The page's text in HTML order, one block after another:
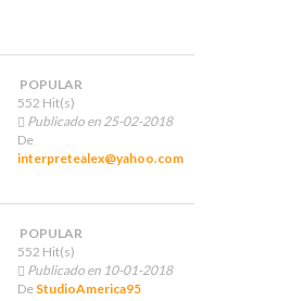
POPULAR
552 Hit(s)
Publicado en 25-02-2018
De
interpretealex@yahoo.com
POPULAR
552 Hit(s)
Publicado en 10-01-2018
De StudioAmerica95